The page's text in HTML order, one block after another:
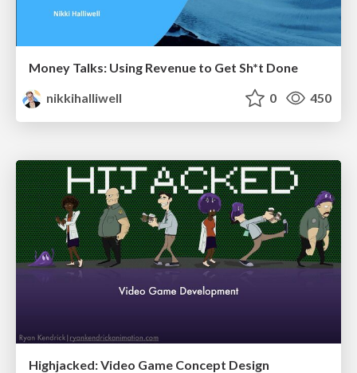
Money Talks: Using Revenue to Get Sh*t Done
nikkihalliwell
0 450
Highjacked: Video Game Concept Design